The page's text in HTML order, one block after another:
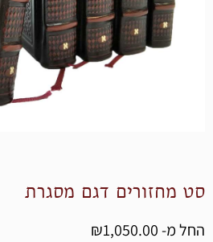
מחזורים דגם מסגרת
מ- ₪1,050.00